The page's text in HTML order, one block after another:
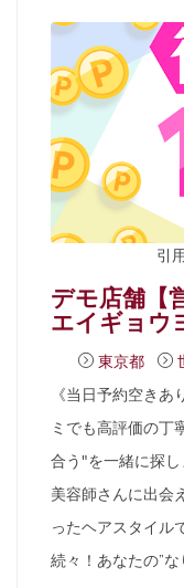
引
デモ店舗【
エイギョウ
東京都
《当日予約空き
ミでも高評価の丁
合う"を一緒に探
美容師さんに出会
ったヘアスタイル
続々！あなたの”な